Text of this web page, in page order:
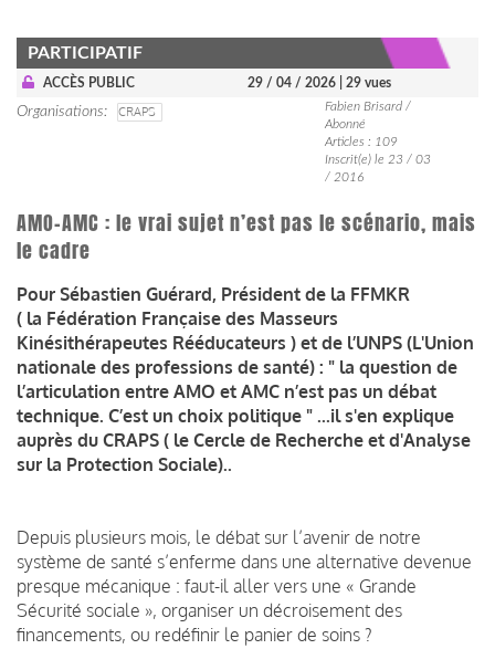
PARTICIPATIF
ACCÈS PUBLIC 29 / 04 / 2026 | 29 vues
Organisations CRAPS
Fabien Brisard /
Abonné
Articles : 109
Inscrit(e) le 23 / 03
/ 2016
AMO-AMC : le vrai sujet n’est pas le scénario, mais
le cadre
Pour Sébastien Guérard, Président de la FFMKR
( la Fédération Française des Masseurs
Kinésithérapeutes Rééducateurs ) et de l’UNPS (L'Union
nationale des professions de santé) : " la question de
l’articulation entre AMO et AMC n’est pas un débat
technique. C’est un choix politique " ...il s'en explique
auprès du CRAPS ( le Cercle de Recherche et d'Analyse
sur la Protection Sociale)..
Depuis plusieurs mois, le débat sur l’avenir de notre
système de santé s’enferme dans une alternative devenue
presque mécanique : faut-il aller vers une « Grande
Sécurité sociale », organiser un décroisement des
financements, ou redéfinir le panier de soins ?